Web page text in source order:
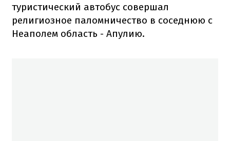
туристический автобус совершал
религиозное паломничество в соседнюю с
Неаполем область - Апулию.